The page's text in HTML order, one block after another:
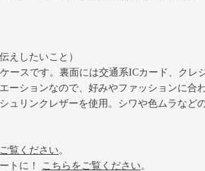
えしたいこと）
ースです。裏面には交通系ICカード、クレ
ーションなので、好みやファッションに合
ュリンクレザーを使用。シワや色ムラなど
覧ください。
トに！
こちらをご覧ください。